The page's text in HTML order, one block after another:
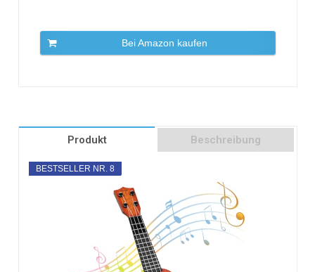
Bei Amazon kaufen
Produkt Beschreibung
BESTSELLER NR. 8